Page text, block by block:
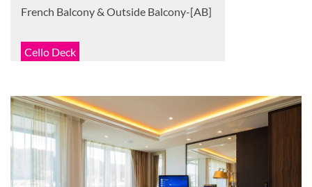
French Balcony & Outside Balcony-[AB]
Cello Deck
French Balcony & Outside Balcony-[BA]